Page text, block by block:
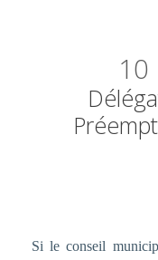
10
Si le conseil